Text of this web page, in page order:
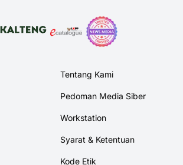
Tentang Kami
Pedoman Media Siber
Workstation
Syarat & Ketentuan
Kode Etik